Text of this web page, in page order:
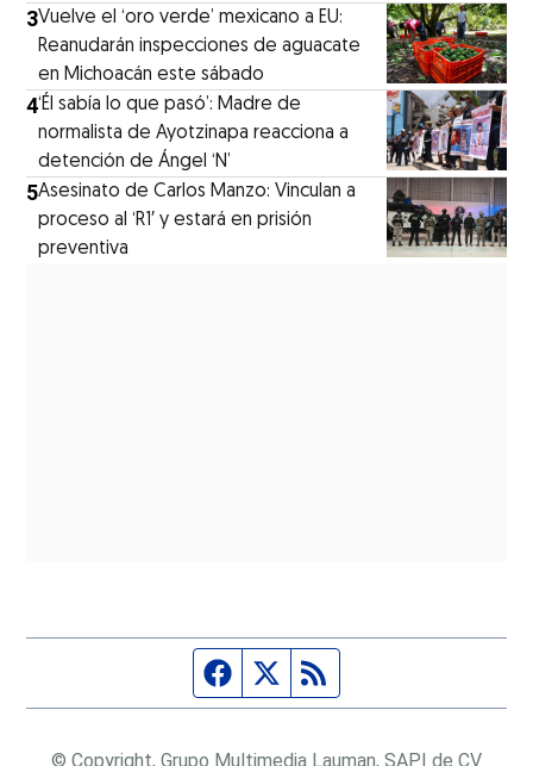
3Vuelve el ‘oro verde’ mexicano a EU:
Reanudarán inspecciones de aguacate
en Michoacán este sábado
4‘Él sabía lo que pasó’: Madre de
normalista de Ayotzinapa reacciona a
detención de Ángel ‘N’
5Asesinato de Carlos Manzo: Vinculan a
proceso al ‘R1′ y estará en prisión
preventiva
Página de Facebook
Fuente Twitter
© Copyright, Grupo Multimedia Lauman, SAPI de CV